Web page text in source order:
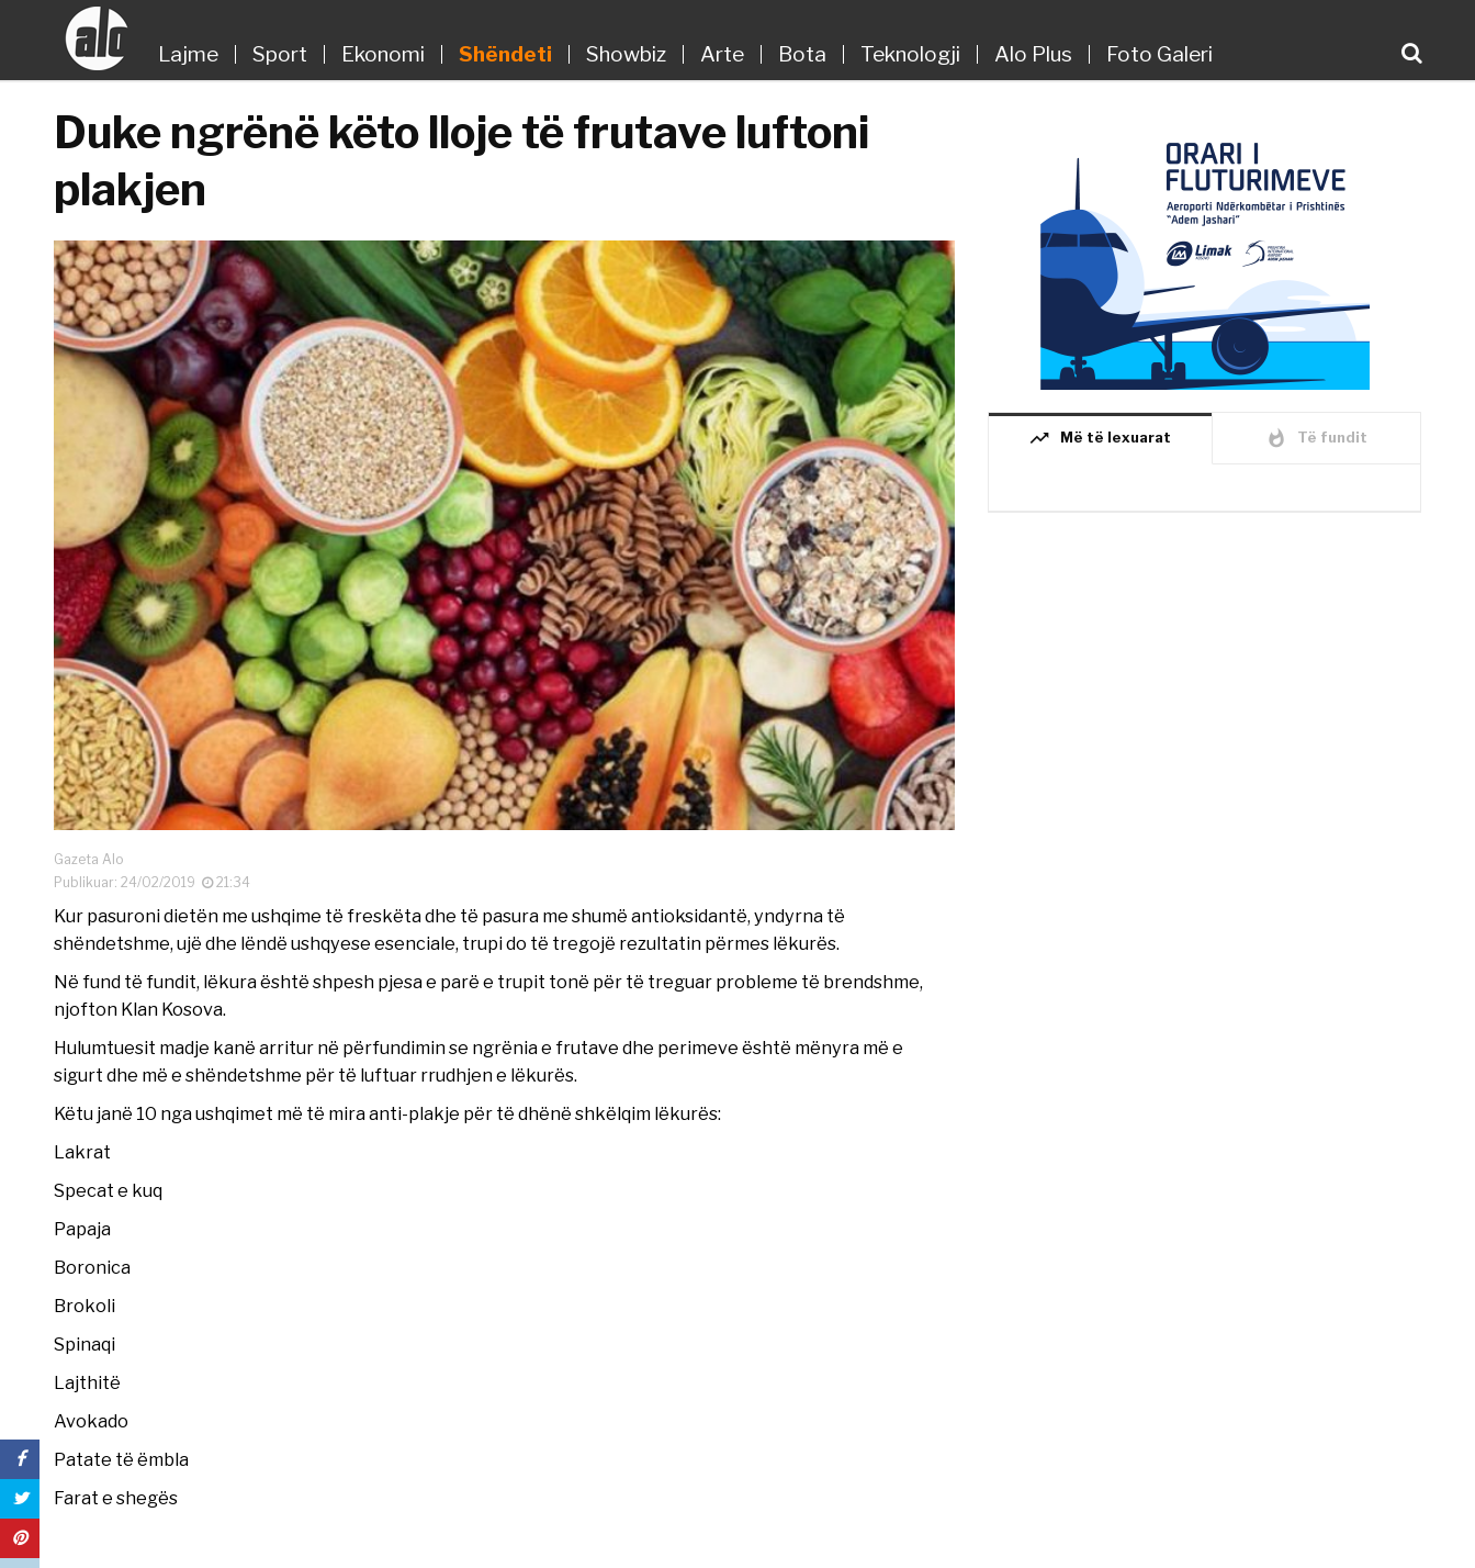
Lajme Sport Ekonomi Shëndeti Showbiz Arte Bota Teknologji Alo Plus Foto Galeri
Duke ngrënë këto lloje të frutave luftoni
plakjen
Gazeta Alo
Publikuar: 24/02/2019
21:34
Kur pasuroni dietën me ushqime të freskëta dhe të pasura me shumë antioksidantë, yndyrna të
shëndetshme, ujë dhe lëndë ushqyese esenciale, trupi do të tregojë rezultatin përmes lëkurës.
Në fund të fundit, lëkura është shpesh pjesa e parë e trupit tonë për të treguar probleme të brendshme,
njofton Klan Kosova.
Hulumtuesit madje kanë arritur në përfundimin se ngrënia e frutave dhe perimeve është mënyra më e
sigurt dhe më e shëndetshme për të luftuar rrudhjen e lëkurës.
Këtu janë 10 nga ushqimet më të mira anti-plakje për të dhënë shkëlqim lëkurës:
Lakrat
Specat e kuq
Papaja
Boronica
Brokoli
Spinaqi
Lajthitë
Avokado
Patate të ëmbla
Farat e shegës
trending_up Më të lexuarat whatshot Të fundit